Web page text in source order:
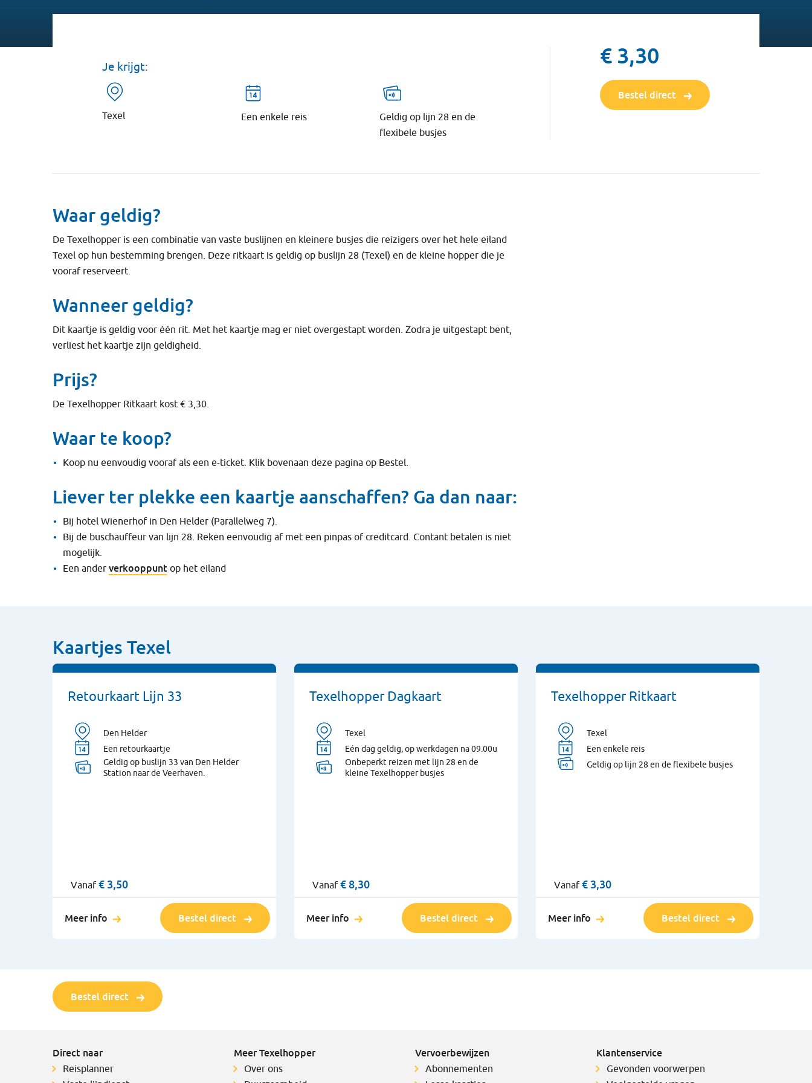
Je krijgt:
Texel Een enkele reis
Geldig op lijn 28 en de
flexibele busjes
€ 3,30
Bestel direct
Waar geldig?
De Texelhopper is een combinatie van vaste buslijnen en kleinere busjes die reizigers over het hele eiland
Texel op hun bestemming brengen. Deze ritkaart is geldig op buslijn 28 (Texel) en de kleine hopper die je
vooraf reserveert.
Wanneer geldig?
Dit kaartje is geldig voor één rit. Met het kaartje mag er niet overgestapt worden. Zodra je uitgestapt bent,
verliest het kaartje zijn geldigheid.
Prijs?
De Texelhopper Ritkaart kost € 3,30.
Waar te koop?
Koop nu eenvoudig vooraf als een e-ticket. Klik bovenaan deze pagina op Bestel.
Liever ter plekke een kaartje aanschaffen? Ga dan naar:
Bij hotel Wienerhof in Den Helder (Parallelweg 7).
Bij de buschauffeur van lijn 28. Reken eenvoudig af met een pinpas of creditcard. Contant betalen is niet
mogelijk.
Een ander verkooppunt op het eiland
Kaartjes Texel
Retourkaart Lijn 33
Den Helder
Een retourkaartje
Geldig op buslijn 33 van Den Helder
Station naar de Veerhaven.
Vanaf€ 3,50
Meer info Bestel direct
Texelhopper Dagkaart
Texel
Eén dag geldig, op werkdagen na 09.00u
Onbeperkt reizen met lijn 28 en de
kleine Texelhopper busjes
Vanaf€ 8,30
Meer info Bestel direct
Texelhopper Ritkaart
Texel
Een enkele reis
Geldig op lijn 28 en de flexibele busjes
Vanaf€ 3,30
Meer info Bestel direct
Bestel direct
Direct naar
Reisplanner
Meer Texelhopper
Over ons
Vervoerbewijzen
Abonnementen
Klantenservice
Gevonden voorwerpen